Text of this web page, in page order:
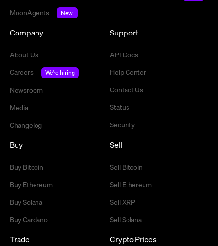
MoonAgents
New!
Company
About Us
Careers
We're hiring
Newsroom
Media
Changelog
Support
API Docs
Help Center
Contact Us
Status
Security
Buy
Buy Bitcoin
Buy Ethereum
Buy Solana
Buy Cardano
Sell
Sell Bitcoin
Sell Ethereum
Sell XRP
Sell Solana
Trade Crypto Prices